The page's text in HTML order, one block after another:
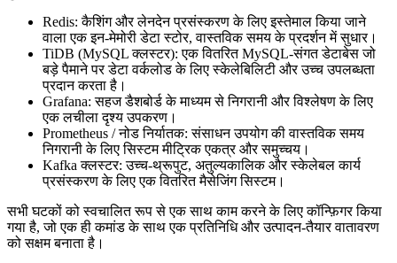
Redis: कैशिंग और लेनदेन प्रसंस्करण के लिए इस्तेमाल किया जाने
वाला एक इन-मेमोरी डेटा स्टोर, वास्तविक समय के प्रदर्शन में सुधार।
TiDB (MySQL क्लस्टर): एक वितरित MySQL-संगत डेटाबेस जो
बड़े पैमाने पर डेटा वर्कलोड के लिए स्केलेबिलिटी और उच्च उपलब्धता
प्रदान करता है।
Grafana: सहज डैशबोर्ड के माध्यम से निगरानी और विश्लेषण के लिए
एक लचीला दृश्य उपकरण।
Prometheus / नोड निर्यातक: संसाधन उपयोग की वास्तविक समय
निगरानी के लिए सिस्टम मीट्रिक एकत्र और समुच्चय।
Kafka क्लस्टर: उच्च-थ्रूपुट, अतुल्यकालिक और स्केलेबल कार्य
प्रसंस्करण के लिए एक वितरित मैसेजिंग सिस्टम।
सभी घटकों को स्वचालित रूप से एक साथ काम करने के लिए कॉन्फ़िगर किया
गया है, जो एक ही कमांड के साथ एक प्रतिनिधि और उत्पादन-तैयार वातावरण
को सक्षम बनाता है।